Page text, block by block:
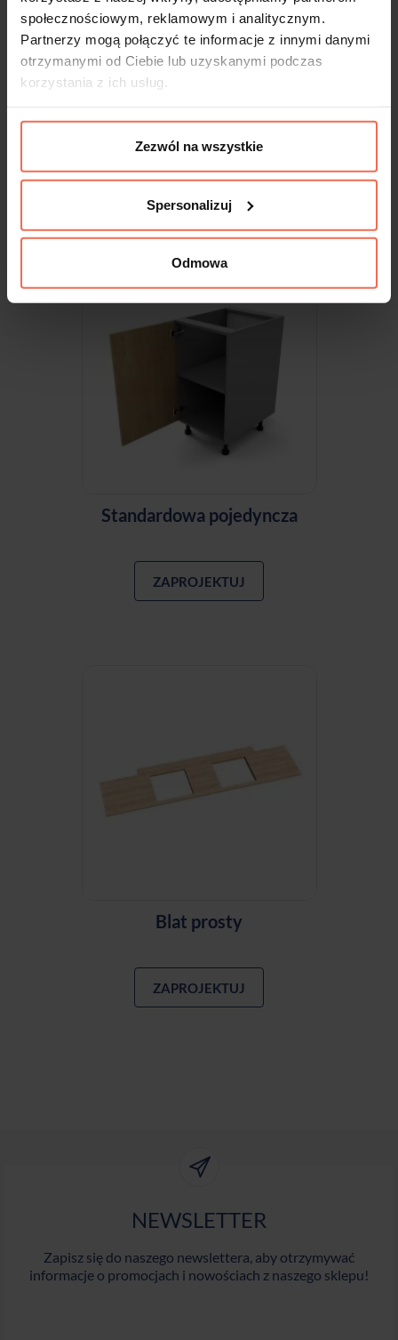
społecznościowym, reklamowym i analitycznym.
Partnerzy mogą połączyć te informacje z innymi danymi
otrzymanymi od Ciebie lub uzyskanymi podczas
korzystania z ich usług.
Zezwól na wszystkie
Spersonalizuj
Odmowa
ZAPROJEKTUJ
Standardowa pojedyncza
ZAPROJEKTUJ
Blat prosty
ZAPROJEKTUJ
NEWSLETTER
Zapisz się do naszego newslettera, aby otrzymywać
informacje o promocjach i nowościach z naszego sklepu!